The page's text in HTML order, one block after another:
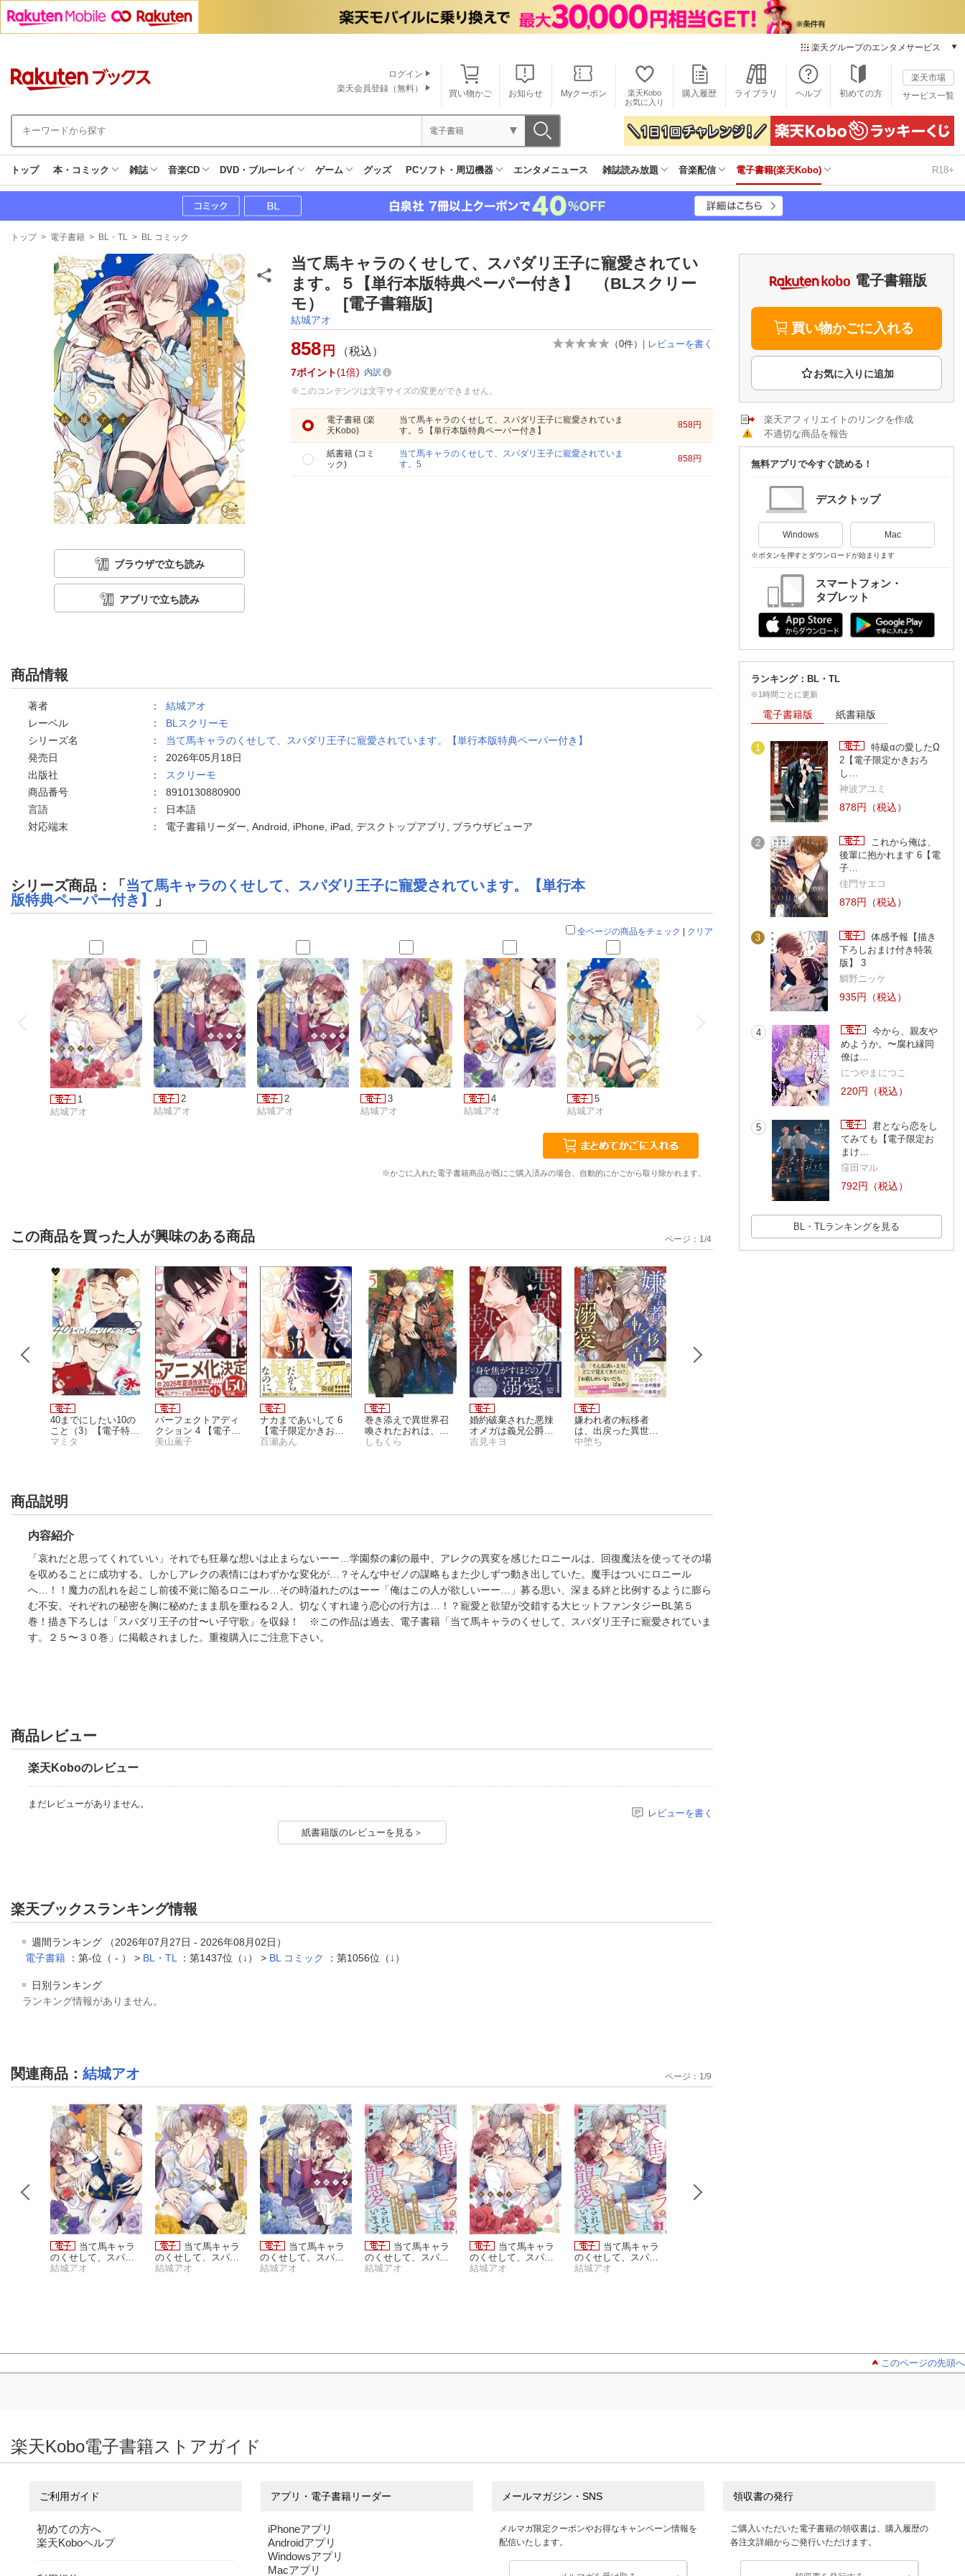
楽天グループのエンタメサービス
本/ゲーム/CD/DVD
楽天ブックス
電子書籍
楽天Kobo
雑誌読み放題
楽天ミュージック
楽天TV
Rakuten PLAY
無料テレビ
Rチャンネル
チケット
楽天チケット
推し楽
買い物かご お知らせ Myクーポン
楽天Kobo
お気に入り
購入履歴 ライブラリ ヘルプ 初めての方
楽天市場
サービス一覧
ログイン
楽天会員登録（無料）
電子書籍
トップ 本・コミック 雑誌 音楽CD DVD・ブルーレイ ゲーム グッズ PCソフト・周辺機器 エンタメニュース 雑誌読み放題 音楽配信 電子書籍(楽天Kobo) R18+
現
トップ > 電子書籍 > BL・TL > BL コミック
ブラウザで立ち読み
アプリで立ち読み
当て馬キャラのくせして、スパダリ王子に寵愛されてい
ます。５【単行本版特典ペーパー付き】 （BLスクリー
モ） [電子書籍版]
結城アオ
（0件） レビューを書く
858 円 （税込）
7ポイント 1倍
内訳
※このコンテンツは文字サイズの変更ができません。
電子書籍 (楽
天Kobo)
当て馬キャラのくせして、スパダリ王子に寵愛されていま
す。５【単行本版特典ペーパー付き】
858円
紙書籍 (コミ
ック)
当て馬キャラのくせして、スパダリ王子に寵愛されていま
す。5
858円
商品情報
著者 ： 結城アオ
レーベル
： BLスクリーモ
シリーズ名
： 当て馬キャラのくせして、スパダリ王子に寵愛されています。【単行本版特典ペーパー付き】
発売日
： 2026年05月18日
出版社
：
スクリーモ
商品番号
： 8910130880900
言語
：
日本語
対応端末
： 電子書籍リーダー, Android, iPhone, iPad, デスクトップアプリ, ブラウザビューア
シリーズ商品：「 当て馬キャラのくせして、スパダリ王子に寵愛されています。【単行本
版特典ペーパー付き】
」
全ページの商品をチェック クリア
1
結城アオ
2
結城アオ
2
結城アオ
3
結城アオ
4
結城アオ
5
結城アオ
※かごに入れた電子書籍商品が既にご購入済みの場合、自動的にかごから取り除かれます。
この商品を買った人が興味のある商品
40までにしたい10の
こと（3）【電子特別
版】
マミタ
パーフェクトアディ
クション 4 【電子限
定かきおろし漫画2P
美山薫子
ナカまであいして 6
【電子限定かきおろ
し漫画付】
百瀬あん
巻き添えで異世界召
喚されたおれは、最
強騎士団に拾われる
しもくら
婚約破棄された悪辣
オメガは義兄公爵に
執着される: 1【イラ
吉見キヨ
嫌われ者の転移者
は、出戻った異世界
で溺愛される（４）
中堕ち
ページ： 1/4
商品説明
内容紹介
「哀れだと思ってくれていい」それでも狂暴な想いは止まらないーー…学園祭の劇の最中、アレクの異変を感じたロニールは、回復魔法を使ってその場
を収めることに成功する。しかしアレクの表情にはわずかな変化が…？そんな中ゼノの謀略もまた少しずつ動き出していた。魔手はついにロニール
へ…！！魔力の乱れを起こし前後不覚に陥るロニール…その時溢れたのはーー「俺はこの人が欲しいーー…」募る思い、深まる絆と比例するように膨ら
む不安。それぞれの秘密を胸に秘めたまま肌を重ねる２人。切なくすれ違う恋心の行方は…！？寵愛と欲望が交錯する大ヒットファンタジーBL第５
巻！描き下ろしは「スパダリ王子の甘〜い子守歌」を収録！ ※この作品は過去、電子書籍「当て馬キャラのくせして、スパダリ王子に寵愛されていま
す。２５〜３０巻」に掲載されました。重複購入にご注意下さい。
商品レビュー
楽天Koboのレビュー
まだレビューがありません。
レビューを書く
紙書籍版のレビューを見る＞
楽天ブックスランキング情報
週間ランキング （2026年07月27日 - 2026年08月02日）
電子書籍 ：第-位（ - ） > BL・TL ：第1437位（↓） > BL コミック ：第1056位（↓）
日別ランキング
ランキング情報がありません。
関連商品 ： 結城アオ
当て馬キャラ
のくせして、スパダ
リ王子に寵愛されて
結城アオ
当て馬キャラ
のくせして、スパダ
リ王子に寵愛されて
結城アオ
当て馬キャラ
のくせして、スパダ
リ王子に寵愛されて
結城アオ
当て馬キャラ
のくせして、スパダ
リ王子に寵愛されて
結城アオ
当て馬キャラ
のくせして、スパダ
リ王子に寵愛されて
結城アオ
当て馬キャラ
のくせして、スパダ
リ王子に寵愛されて
結城アオ
ページ： 1/9
電子書籍版
買い物かごに入れる
楽天アフィリエイトのリンクを作成
不適切な商品を報告
無料アプリで今すぐ読める！
デスクトップ
Windows Mac
※ボタンを押すとダウンロードが始まります
スマートフォン・
タブレット
ランキング：BL・TL
※1時間ごとに更新
電子書籍版 紙書籍版
1
特級αの愛したΩ
2【電子限定かきおろ
し…
神波アユミ
878円（税込）
2
これから俺は、
後輩に抱かれます 6【電
子…
佳門サエコ
878円（税込）
3
体感予報【描き
下ろしおまけ付き特装
版】 3
鯛野ニッケ
935円（税込）
4
今から、親友や
めようか。〜腐れ縁同
僚は…
につやまにつこ
220円（税込）
5
君となら恋をし
てみても【電子限定お
まけ…
窪田マル
792円（税込）
BL・TLランキングを見る
このページの先頭へ
楽天Kobo電子書籍ストアガイド
ご利用ガイド
初めての方へ
楽天Koboヘルプ
アプリ・電子書籍リーダー
iPhoneアプリ
Androidアプリ
Windowsアプリ
Macアプリ
メールマガジン・SNS
メルマガ限定クーポンやお得なキャンペーン情報を
配信いたします。
領収書の発行
ご購入いただいた電子書籍の領収書は、購入履歴の
各注文詳細からご発行いただけます。